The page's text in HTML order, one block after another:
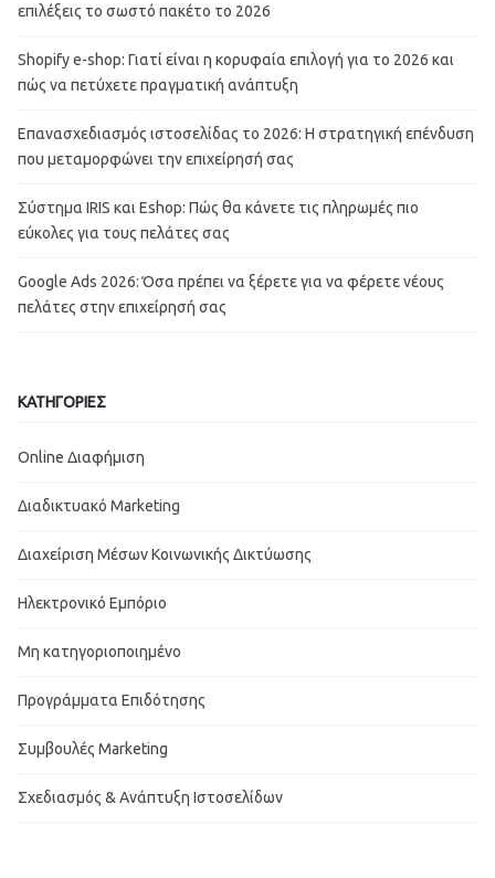
επιλέξεις το σωστό πακέτο το 2026
Shopify e-shop: Γιατί είναι η κορυφαία επιλογή για το 2026 και
πώς να πετύχετε πραγματική ανάπτυξη
Επανασχεδιασμός ιστοσελίδας το 2026: Η στρατηγική επένδυση
που μεταμορφώνει την επιχείρησή σας
Σύστημα IRIS και Eshop: Πώς θα κάνετε τις πληρωμές πιο
εύκολες για τους πελάτες σας
Google Ads 2026: Όσα πρέπει να ξέρετε για να φέρετε νέους
πελάτες στην επιχείρησή σας
ΚΑΤΗΓΟΡΙΕΣ
Online Διαφήμιση
Διαδικτυακό Marketing
Διαχείριση Μέσων Κοινωνικής Δικτύωσης
Ηλεκτρονικό Εμπόριο
Μη κατηγοριοποιημένο
Προγράμματα Επιδότησης
Συμβουλές Marketing
Σχεδιασμός & Ανάπτυξη Ιστοσελίδων